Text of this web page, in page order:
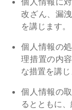
改ざん、漏
を講じます。
個人情報の
理措置の内
な措置を講じ
個人情報の
るとともに